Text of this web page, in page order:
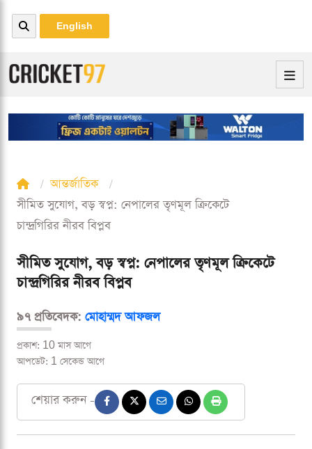
English
আন্তর্জাতিক
সীমিত সুযোগ, বড় স্বপ্ন: নেপালের তৃণমূল ক্রিকেটে
চান্দ্রগিরির নীরব বিপ্লব
সীমিত সুযোগ, বড় স্বপ্ন: নেপালের তৃণমূল ক্রিকেটে
চান্দ্রগিরির নীরব বিপ্লব
৯৭ প্রতিবেদক: মোহাম্মদ আফজল
প্রকাশ: 10 মাস আগে
আপডেট: 1 সেকেন্ড আগে
শেয়ার করুন -